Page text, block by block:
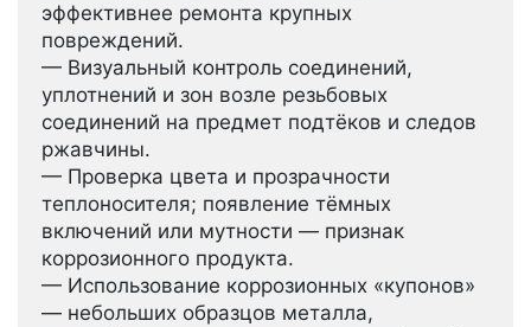
эффективнее ремонта крупных
повреждений.
— Визуальный контроль соединений,
уплотнений и зон возле резьбовых
соединений на предмет подтёков и следов
ржавчины.
— Проверка цвета и прозрачности
теплоносителя; появление тёмных
включений или мутности — признак
коррозионного продукта.
— Использование коррозионных «купонов»
— небольших образцов металла,